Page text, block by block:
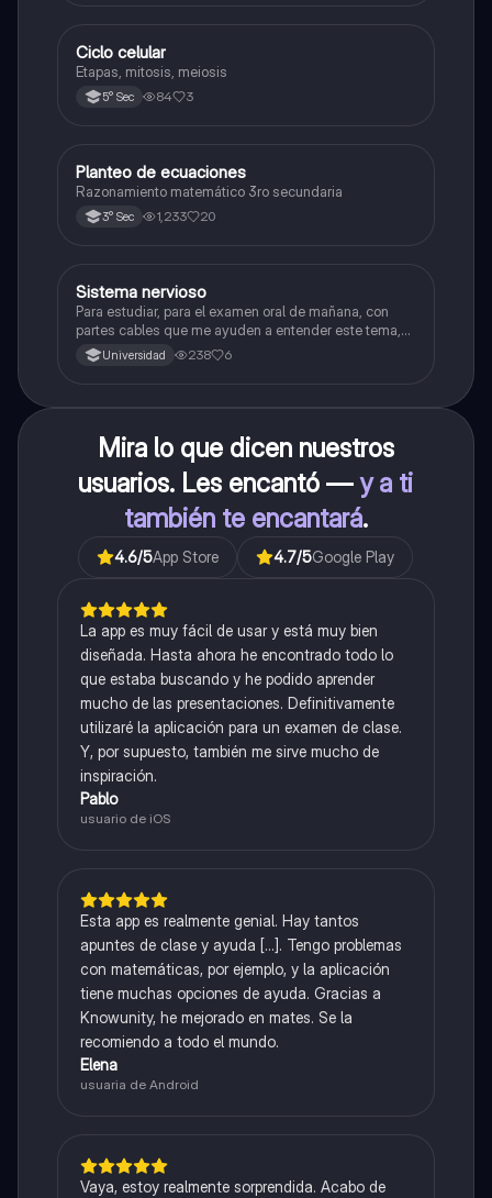
Biología
Ciclo celular
Etapas, mitosis, meiosis
5° Sec 84 3
Matemáticas
Planteo de ecuaciones
Razonamiento matemático 3ro secundaria
3° Sec 1,233 20
Biología
Sistema nervioso
Para estudiar, para el examen oral de mañana, con
partes cables que me ayuden a entender este tema,
porque se me complica un poco ya que el tema es
muy extenso y quisiera poder lograr entenderlo
Universidad 238 6
Mira lo que dicen nuestros
usuarios. Les encantó —y a ti
también te encantará.
4.6/5App Store 4.7/5Google Play
La app es muy fácil de usar y está muy bien
diseñada. Hasta ahora he encontrado todo lo
que estaba buscando y he podido aprender
mucho de las presentaciones. Definitivamente
utilizaré la aplicación para un examen de clase.
Y, por supuesto, también me sirve mucho de
inspiración.
Pablo
usuario de iOS
Esta app es realmente genial. Hay tantos
apuntes de clase y ayuda [...]. Tengo problemas
con matemáticas, por ejemplo, y la aplicación
tiene muchas opciones de ayuda. Gracias a
Knowunity, he mejorado en mates. Se la
recomiendo a todo el mundo.
Elena
usuaria de Android
Vaya, estoy realmente sorprendida. Acabo de